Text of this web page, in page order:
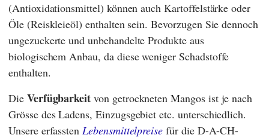
(Antioxidationsmittel) können auch Kartoffelstärke oder
Öle (Reiskleieöl) enthalten sein. Bevorzugen Sie dennoch
ungezuckerte und unbehandelte Produkte aus
biologischem Anbau, da diese weniger Schadstoffe
enthalten.
Die Verfügbarkeit von getrockneten Mangos ist je nach
Grösse des Ladens, Einzugsgebiet etc. unterschiedlich.
Unsere erfasstenLebensmittelpreise für die D-A-CH-